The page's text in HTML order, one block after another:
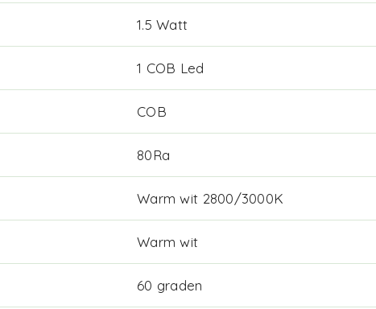
1.5 Watt
1 COB Led
COB
80Ra
Warm wit 2800/3000K
Warm wit
60 graden